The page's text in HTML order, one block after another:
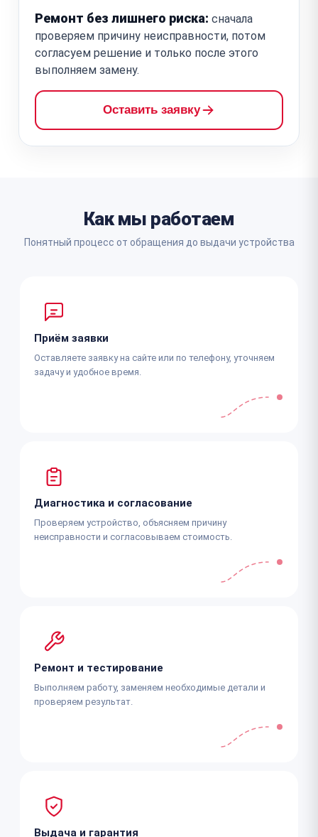
Ремонт без лишнего риска: сначала
проверяем причину неисправности, потом
согласуем решение и только после этого
выполняем замену.
Оставить заявку
Как мы работаем
Понятный процесс от обращения до выдачи устройства
Приём заявки
Оставляете заявку на сайте или по телефону, уточняем
задачу и удобное время.
Диагностика и согласование
Проверяем устройство, объясняем причину
неисправности и согласовываем стоимость.
Ремонт и тестирование
Выполняем работу, заменяем необходимые детали и
проверяем результат.
Выдача и гарантия